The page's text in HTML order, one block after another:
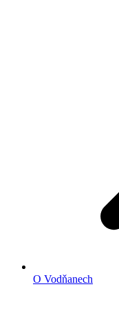
O Vodňanech